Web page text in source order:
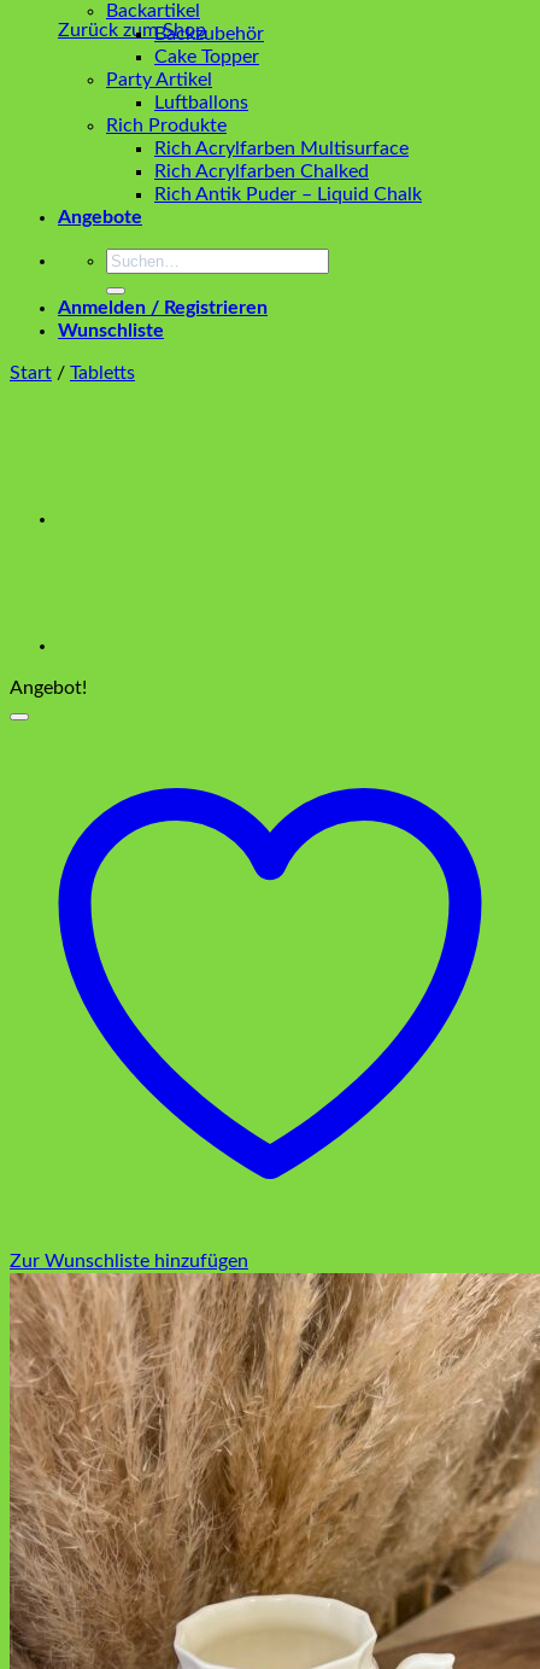
Zurück zum Shop
Backartikel
Backzubehör
Cake Topper
Party Artikel
Luftballons
Rich Produkte
Rich Acrylfarben Multisurface
Rich Acrylfarben Chalked
Rich Antik Puder – Liquid Chalk
Angebote
Suchen
Anmelden / Registrieren
Wunschliste
Start / Tabletts
Angebot!
Zur Wunschliste hinzufügen